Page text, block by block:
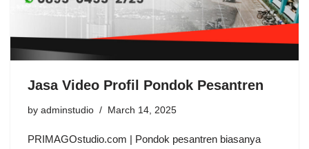
Jasa Video Profil Pondok Pesantren
by adminstudio March 14, 2025
PRIMAGOstudio.com | Pondok pesantren biasanya